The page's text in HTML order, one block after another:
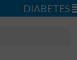
DIABETES